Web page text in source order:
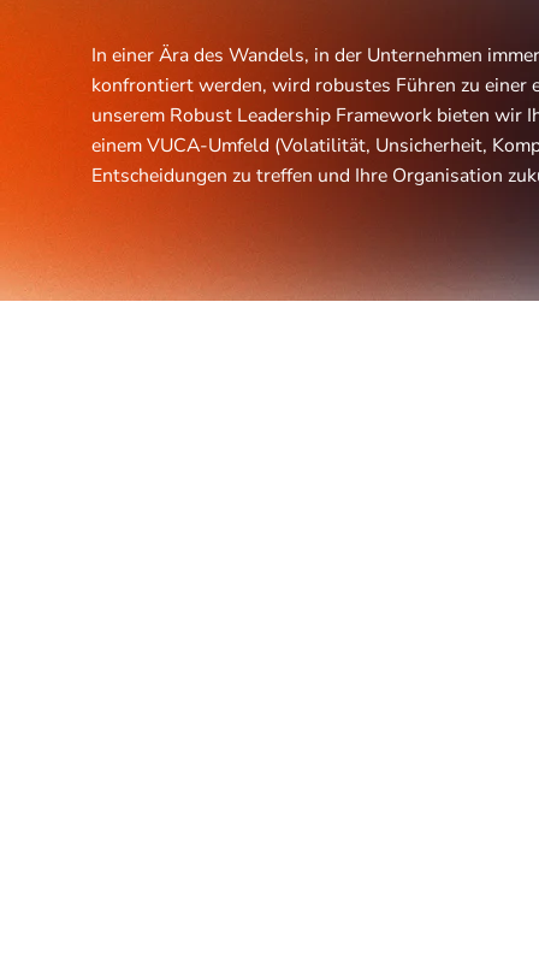
In einer Ära des Wandels, in der Unternehmen
konfrontiert werden, wird robustes Führen zu
unserem Robust Leadership Framework bieten wir
einem VUCA-Umfeld (Volatilität, Unsicherheit,
Entscheidungen zu treffen und Ihre Organisation